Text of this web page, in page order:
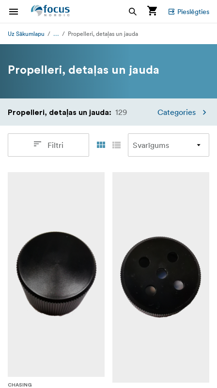
Pieslēgties
Uz Sākumlapu ... Propelleri, detaļas un jauda
Propelleri, detaļas un jauda
Propelleri, detaļas un jauda: 129 Categories
Filtri
CHASING